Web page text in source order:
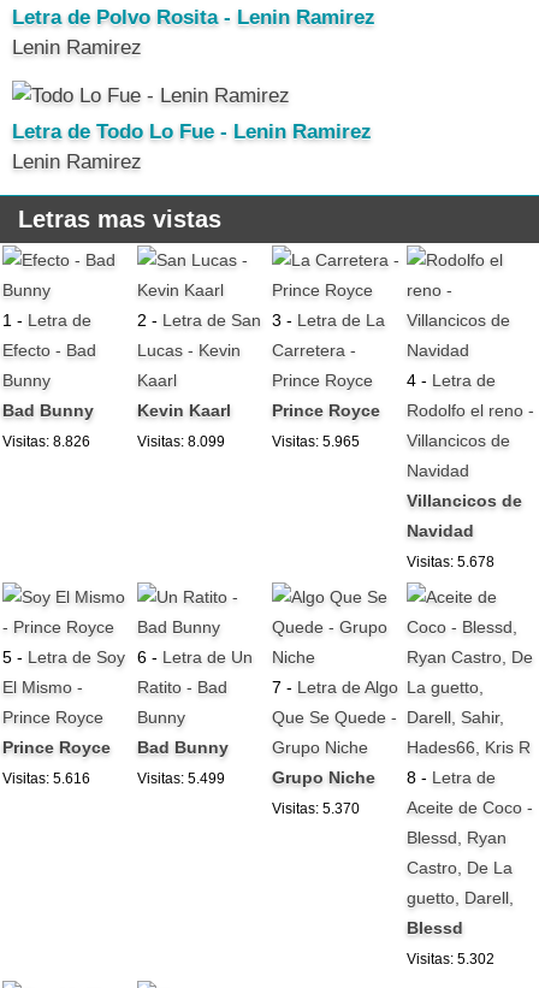
Letra de Polvo Rosita - Lenin Ramirez
Lenin Ramirez
Letra de Todo Lo Fue - Lenin Ramirez
Lenin Ramirez
Letras mas vistas
1 - Letra de
Efecto - Bad
Bunny
Bad Bunny
Visitas: 8.826
2 - Letra de San
Lucas - Kevin
Kaarl
Kevin Kaarl
Visitas: 8.099
3 - Letra de La
Carretera -
Prince Royce
Prince Royce
Visitas: 5.965
4 - Letra de
Rodolfo el reno -
Villancicos de
Navidad
Villancicos de
Navidad
Visitas: 5.678
5 - Letra de Soy
El Mismo -
Prince Royce
Prince Royce
Visitas: 5.616
6 - Letra de Un
Ratito - Bad
Bunny
Bad Bunny
Visitas: 5.499
7 - Letra de Algo
Que Se Quede -
Grupo Niche
Grupo Niche
Visitas: 5.370
8 - Letra de
Aceite de Coco -
Blessd, Ryan
Castro, De La
guetto, Darell,
Blessd
Visitas: 5.302